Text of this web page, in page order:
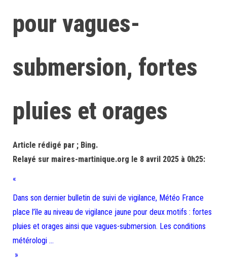
pour vagues-
submersion, fortes
pluies et orages
Article rédigé par ; Bing.
Relayé sur maires-martinique.org le 8 avril 2025 à 0h25:
«
Dans son dernier bulletin de suivi de vigilance, Météo France
place l’île au niveau de vigilance jaune pour deux motifs : fortes
pluies et orages ainsi que vagues-submersion. Les conditions
métérologi …
»